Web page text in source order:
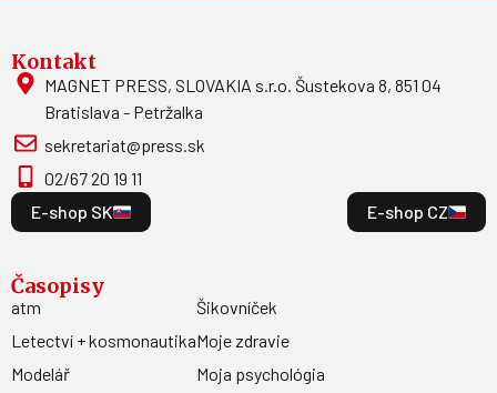
Kontakt
MAGNET PRESS, SLOVAKIA s.r.o. Šustekova 8, 851 04
Bratislava - Petržalka
sekretariat@press.sk
02/67 20 19 11
E-shop SK
E-shop CZ
Časopisy
atm
Letectví + kosmonautika
Modelář
Šikovníček
Moje zdravie
Moja psychológia